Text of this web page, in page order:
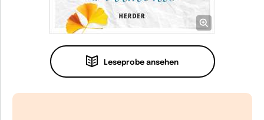
Leseprobe ansehen